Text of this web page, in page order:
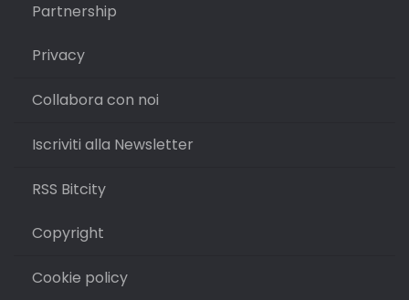
Partnership
Privacy
Collabora con noi
Iscriviti alla Newsletter
RSS Bitcity
Copyright
Cookie policy